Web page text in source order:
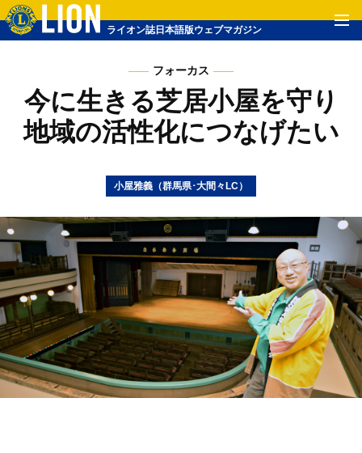
ライオン誌日本語版ウェブマガジン
フォーカス
今に生きる芝居小屋を守り
地域の活性化につなげたい
小屋雅義（群馬県･大間々LC）